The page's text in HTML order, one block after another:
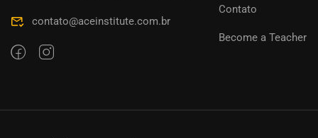
contato@aceinstitute.com.br
Contato
Become a Teacher